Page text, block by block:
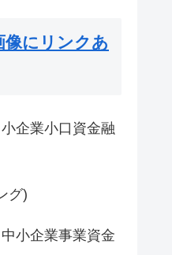
像にリンクあ
企業小口資金融
グ)
小企業事業資金